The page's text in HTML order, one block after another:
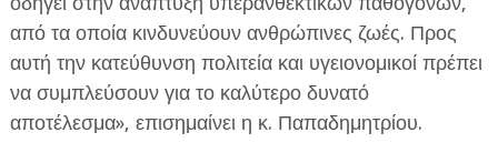
από τα οποία κινδυνεύουν ανθρώπινες ζωές. Προς
αυτή την κατεύθυνση πολιτεία και υγειονομικοί πρέπει
να συμπλεύσουν για το καλύτερο δυνατό
αποτέλεσμα», επισημαίνει η κ. Παπαδημητρίου.